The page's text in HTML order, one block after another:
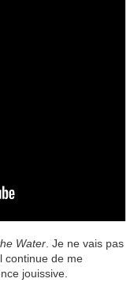
Water . Je ne vais pas
continue de me
jouissive.